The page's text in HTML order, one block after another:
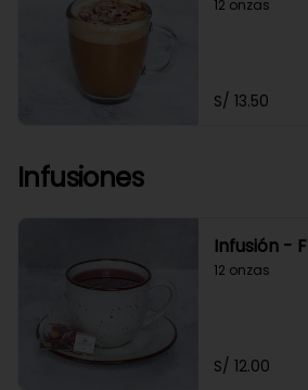
12 onzas
S/ 13.50
Infusiones
Infusión -
12 onzas
S/ 12.00